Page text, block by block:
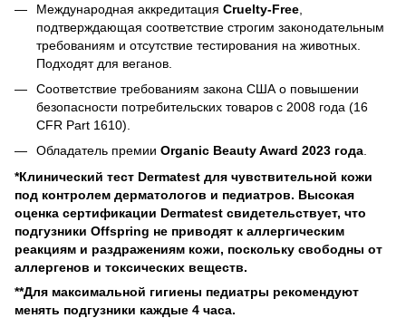
Международная аккредитация Cruelty-Free
подтверждающая соответствие строгим законодательным
требованиям и отсутствие тестирования на животных.
Подходят для веганов.
Соответствие требованиям закона США о повышении
безопасности потребительских товаров с 2008 года (16
CFR Part 1610).
Обладатель премии Organic Beauty Award 2023 года.
*Клинический тест Dermatest для чувствительной кожи
под контролем дерматологов и педиатров. Высокая
оценка сертификации Dermatest свидетельствует, что
подгузники Offspring не приводят к аллергическим
реакциям и раздражениям кожи, поскольку свободны от
аллергенов и токсических веществ.
**Для максимальной гигиены педиатры рекомендуют
менять подгузники каждые 4 часа.